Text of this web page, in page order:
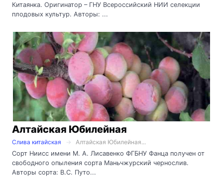
Китаянка. Оригинатор – ГНУ Всероссийский НИИ селекции
плодовых культур. Авторы: ...
Алтайская Юбилейная
Слива китайская
Алтайская Юбилейная...
Сорт Ниисс имени М. А. Лисавенко ФГБНУ Фанца получен от
свободного опыления сорта Маньчжурский чернослив.
Авторы сорта: В.С. Путо...